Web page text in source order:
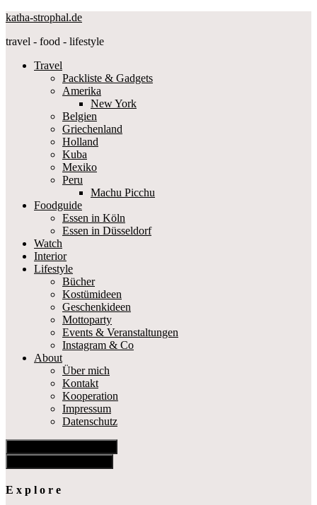
katha-strophal.de
travel - food - lifestyle
Travel
Packliste & Gadgets
Amerika
New York
Belgien
Griechenland
Holland
Kuba
Mexiko
Peru
Machu Picchu
Foodguide
Essen in Köln
Essen in Düsseldorf
Watch
Interior
Lifestyle
Bücher
Kostümideen
Geschenkideen
Mottoparty
Events & Veranstaltungen
Instagram & Co
About
Über mich
Kontakt
Kooperation
Impressum
Datenschutz
E x p l o r e